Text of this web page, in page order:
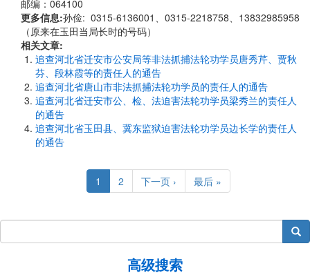
邮编：064100
更多信息:孙俭: 0315-6136001、0315-2218758、13832985958
（原来在玉田当局长时的号码）
相关文章:
追查河北省迁安市公安局等非法抓捕法轮功学员唐秀芹、贾秋
芬、段林霞等的责任人的通告
追查河北省唐山市非法抓捕法轮功学员的责任人的通告
追查河北省迁安市公、检、法迫害法轮功学员梁秀兰的责任人
的通告
追查河北省玉田县、冀东监狱迫害法轮功学员边长学的责任人
的通告
Current
page
1 Page
2
Next
page
下一页 ›
Last
page
最后 »
搜索
高级搜索